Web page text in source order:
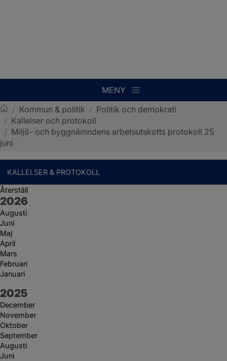
MENY
Sotenäs kommun
/ Kommun & politik / Politik och demokrati
/ Kallelser och protokoll
/ Miljö- och byggnämndens arbetsutskotts protokoll 25
juni
KALLELSER & PROTOKOLL
Återställ
År:
2026
Augusti
Juni
Maj
April
Mars
Februari
Januari
År:
2025
December
November
Oktober
September
Augusti
Juni